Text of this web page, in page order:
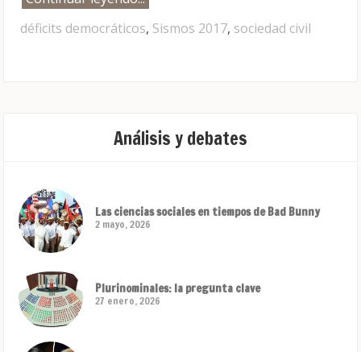
déficits democráticos, Sismos 2017, sociedad civil
Análisis y debates
Las ciencias sociales en tiempos de Bad Bunny
2 mayo, 2026
Plurinominales: la pregunta clave
27 enero, 2026